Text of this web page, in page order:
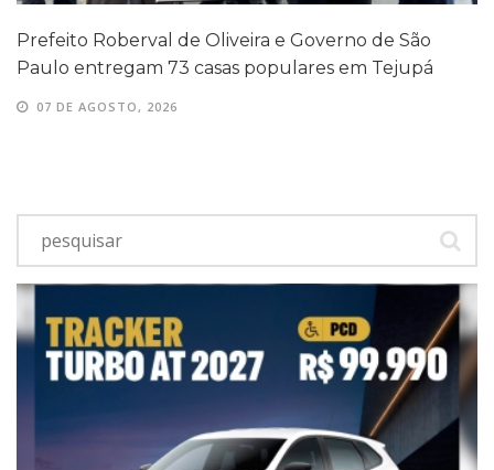
Prefeito Roberval de Oliveira e Governo de São
Paulo entregam 73 casas populares em Tejupá
07 DE AGOSTO, 2026